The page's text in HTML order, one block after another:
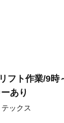
フト作業/9時
あり
ックス